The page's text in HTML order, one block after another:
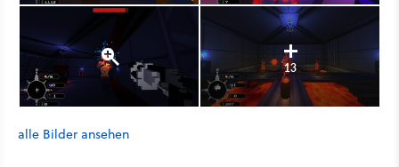
13
alle Bilder ansehen